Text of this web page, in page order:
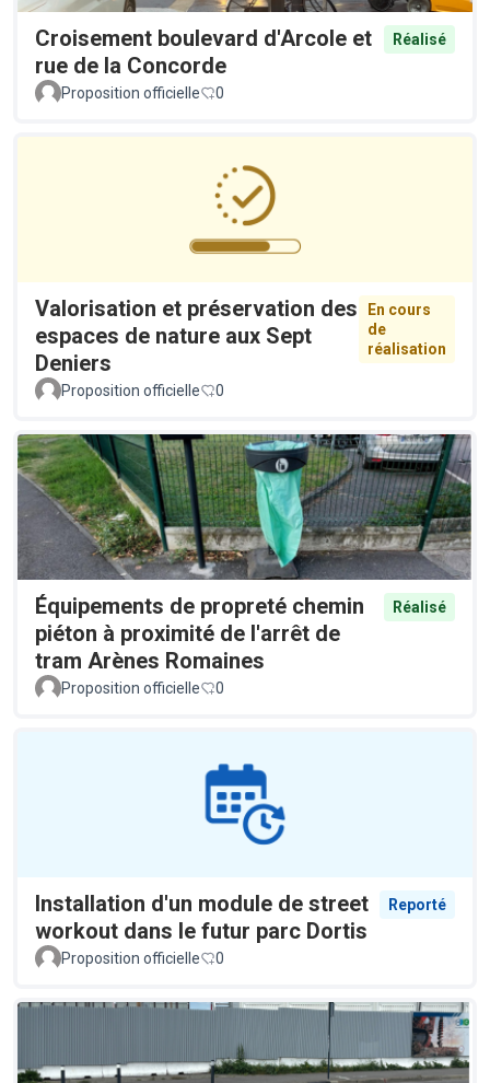
Croisement boulevard d'Arcole et
rue de la Concorde
Réalisé
Proposition officielle 0
Valorisation et préservation des
espaces de nature aux Sept
Deniers
En cours
de
réalisation
Proposition officielle 0
Équipements de propreté chemin
piéton à proximité de l'arrêt de
tram Arènes Romaines
Réalisé
Proposition officielle 0
Installation d'un module de street
workout dans le futur parc Dortis
Reporté
Proposition officielle 0